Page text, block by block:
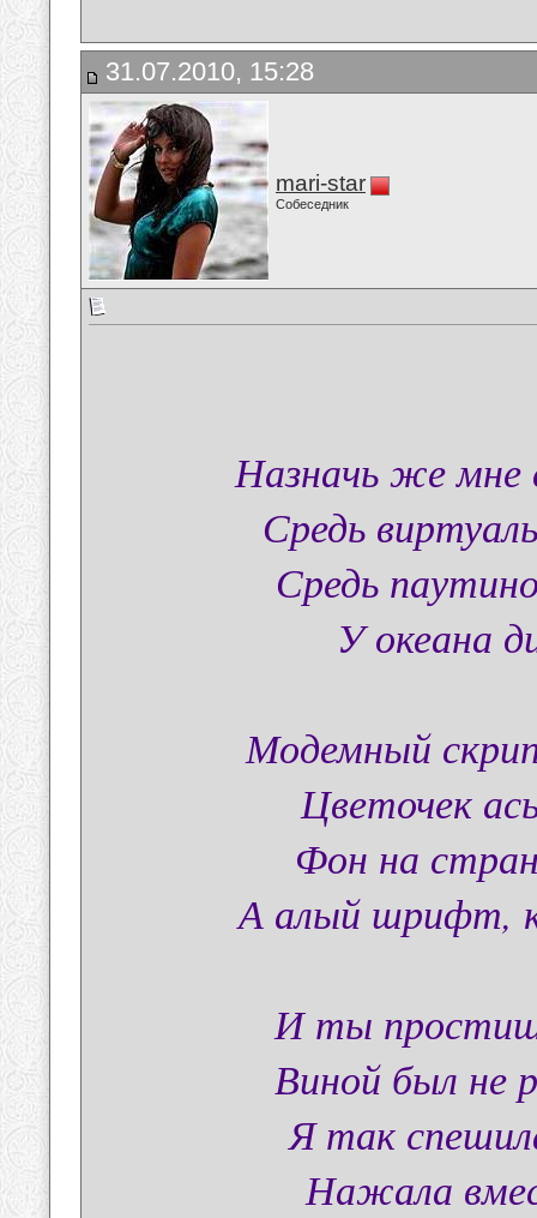
31.07.2010, 15:28
mari-star
Собеседник
Назначь же мне
Средь
Средь
У океана
Модемный
Цветочек
Фон на
А алый шрифт,
И ты
Виной был не
Я так
Нажала